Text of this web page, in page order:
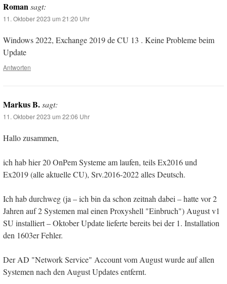
Romansagt:
11. Oktober 2023 um 21:20 Uhr
Windows 2022, Exchange 2019 de CU 13 . Keine Probleme beim
Update
Antworten
Markus B.sagt:
11. Oktober 2023 um 22:06 Uhr
Hallo zusammen,
ich hab hier 20 OnPem Systeme am laufen, teils Ex2016 und
Ex2019 (alle aktuelle CU), Srv.2016-2022 alles Deutsch.
Ich hab durchweg (ja – ich bin da schon zeitnah dabei – hatte vor 2
Jahren auf 2 Systemen mal einen Proxyshell "Einbruch") August v1
SU installiert – Oktober Update lieferte bereits bei der 1. Installation
den 1603er Fehler.
Der AD "Network Service" Account vom August wurde auf allen
Systemen nach den August Updates entfernt.